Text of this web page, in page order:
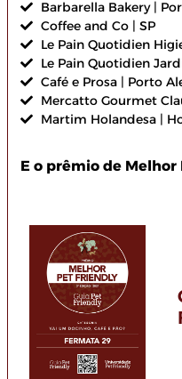
Barbarella Bakery |
Coffee and Co | SP
Le Pain Quotidien
Le Pain Quotidien
Café e Prosa | Porto
Mercatto Gourmet
Martim Holandesa |
E o prêmio de